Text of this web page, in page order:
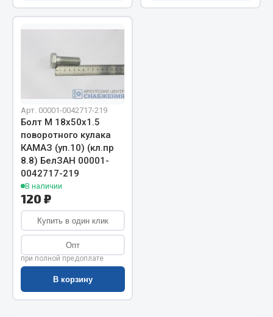
Показать ещё
Амортизаторы для полуприцепов
Весь раздел
Запчасти КамАЗ
Двигатель
Система питания
Система выпуска газа
Система охлаждения
Сцепление
Коробка передач
Арт. 00001-0042717-219
Болт М 18х50х1.5
поворотного кулака
КАМАЗ (уп.10) (кл.пр
8.8) БелЗАН 00001-
0042717-219
В наличии
120 ₽
Купить в один клик
Опт
при полной предоплате
В корзину